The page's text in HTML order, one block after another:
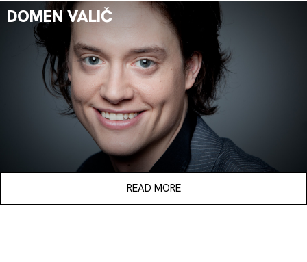
DOMEN VALIČ
READ MORE